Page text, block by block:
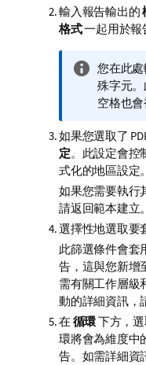
輸入報告輸出的
格式一起用於報
資
訊
備
您在此
殊字元
空格也會
如果您選取了
定。此設定會控
式化的地區設定。
如果您需要執行
請返回範本建立。
選擇性地選取要
此篩選條件會套
告，這與您新增
需有關工作層級
動的詳細資訊，
在 循環下方，
環將會為維度中
告。如需詳細資